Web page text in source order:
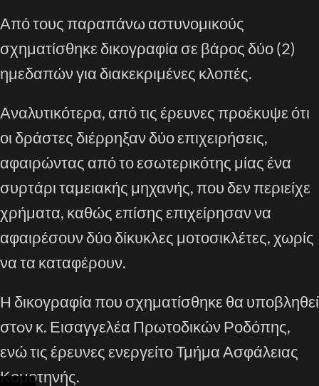
Από τους παραπάνω αστυνομικούς
σχηματίσθηκε δικογραφία σε βάρος δύο(2)
ημεδαπώνγια διακεκριμένες κλοπές.
Αναλυτικότερα, από τις έρευνες προέκυψε ότι
οι δράστες διέρρηξαν δύο επιχειρήσεις,
αφαιρώντας από το εσωτερικότης μίαςένα
συρτάρι ταμειακής μηχανής, που δεν περιείχε
χρήματα, καθώς επίσηςεπιχείρησαννα
αφαιρέσουν δύο δίκυκλες μοτοσικλέτες, χωρίς
να τα καταφέρουν.
Η δικογραφία που σχηματίσθηκε θα υποβληθεί
στoνκ. Εισαγγελέα Πρωτοδικών Ροδόπης,
ενώ τις έρευνεςενεργείτο Τμήμα Ασφάλειας
Κομοτηνής.